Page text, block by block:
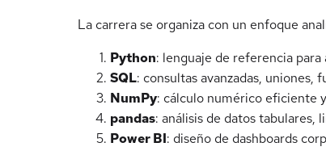
La carrera se organiza con un enfoque
Python: lenguaje de referencia
SQL: consultas avanzadas, uniones,
NumPy: cálculo numérico eficiente
pandas: análisis de datos tabulares,
Power BI: diseño de dashboards